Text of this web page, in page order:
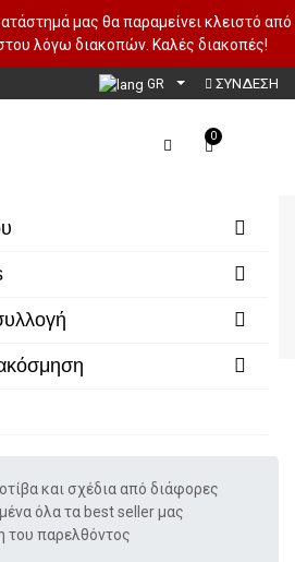
μας θα παραμείνει κλειστό από
λόγω διακοπών. Καλές διακοπές!
GR ΣΥΝΔΕΣΗ
0
και σχέδια από διάφορες
όλα τα best seller μας
του παρελθόντος